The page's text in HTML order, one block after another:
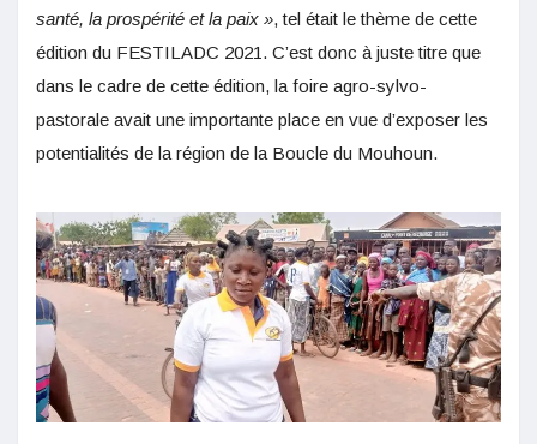
santé, la prospérité et la paix », tel était le thème de cette
édition du FESTILADC 2021. C’est donc à juste titre que
dans le cadre de cette édition, la foire agro-sylvo-
pastorale avait une importante place en vue d’exposer les
potentialités de la région de la Boucle du Mouhoun.